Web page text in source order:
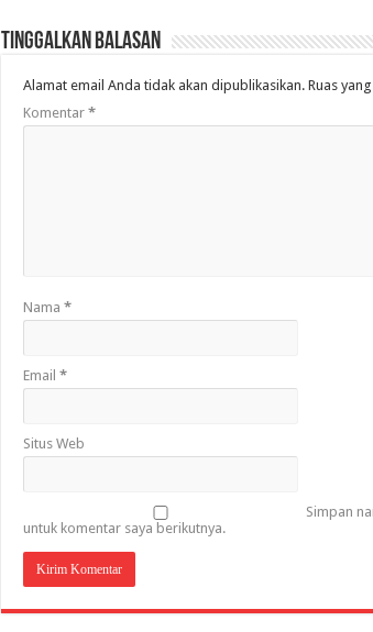
Tinggalkan Balasan
Alamat email Anda tidak akan dipublikasikan. Ruas
Komentar *
Nama *
Email *
Situs Web
Simpan
untuk komentar saya berikutnya.